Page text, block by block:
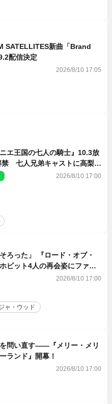
SATELLITES新曲「Brand
配信決定
2026/8/10 17:05
エ王国の七人の騎士』10.3放
禁 七人兄弟キャストに高梨謙
2026/8/10 17:00
ろった」 『ロード・オブ・
ビット4人の再会姿にファン
2026/8/10 17:00
ャ・ウッド
問い直す――『メリー・メリ
ランド』開幕！
2026/8/10 17:00